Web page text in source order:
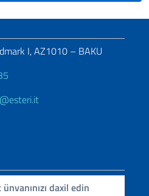
I, AZ1010 – BAKU